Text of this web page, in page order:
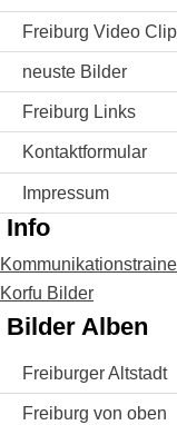
Freiburg Video
neuste Bilder
Freiburg Links
Kontaktformular
Impressum
Info
Korfu Bilder
Bilder Alben
Freiburger Altstadt
Freiburg von oben